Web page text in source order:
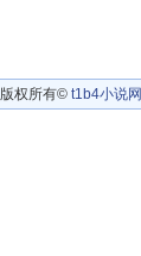
版权所有© t1b4小说网